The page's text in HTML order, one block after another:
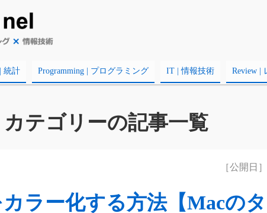
統計 Programming | プログラミング IT | 情報技術 Review |
カテゴリーの記事一覧
［公開日
ラー化する方法【Macのタ